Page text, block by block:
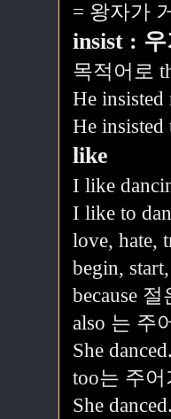
= 왕자가
insist :
목적어로
He
He insisted
like
I like
I like to
love, hate,
begin,
because
also 는 주
She
too는 주
She